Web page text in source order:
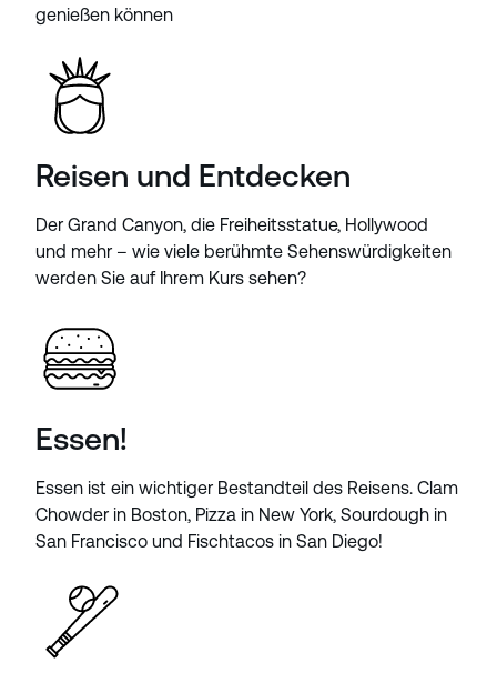
genießen können
Reisen und Entdecken
Der Grand Canyon, die Freiheitsstatue, Hollywood
und mehr – wie viele berühmte Sehenswürdigkeiten
werden Sie auf Ihrem Kurs sehen?
Essen!
Essen ist ein wichtiger Bestandteil des Reisens. Clam
Chowder in Boston, Pizza in New York, Sourdough in
San Francisco und Fischtacos in San Diego!